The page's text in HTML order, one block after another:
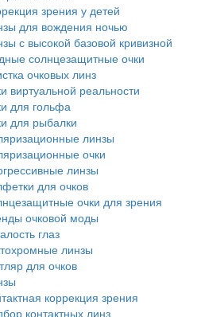
зрения у детей
для вождения ночью
с высокой базовой кривизной
солнцезащитные очки
очковых линз
виртуальной реальности
для гольфа
для рыбалки
линзы
очки
линзы
для очков
очки для зрения
очковой моды
глаз
линзы
для очков
коррекция зрения
контактных линз